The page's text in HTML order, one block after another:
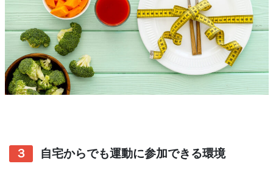
３ 自宅からでも運動に参加できる環境